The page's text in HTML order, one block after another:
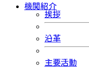
機関紹介
挨拶
沿革
主要活動